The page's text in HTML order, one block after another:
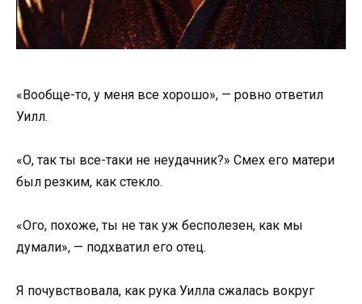
«Вообще-то, у меня все хорошо», — ровно ответил
Уилл.
«О, так ты все-таки не неудачник?» Смех его матери
был резким, как стекло.
«Ого, похоже, ты не так уж бесполезен, как мы
думали», — подхватил его отец.
Я почувствовала, как рука Уилла сжалась вокруг